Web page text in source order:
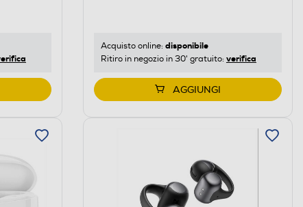
Acquisto online: disponibile
Ritiro in negozio in 30' gratuito: verifica
AGGIUNGI